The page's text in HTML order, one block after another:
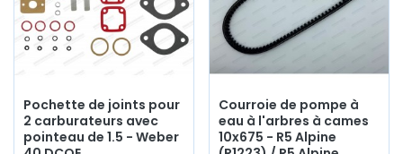
Pochette de joints pour
2 carburateurs avec
pointeau de 1.5 - Weber
Courroie de pompe à
eau à l'arbres à cames
10x675 - R5 Alpine